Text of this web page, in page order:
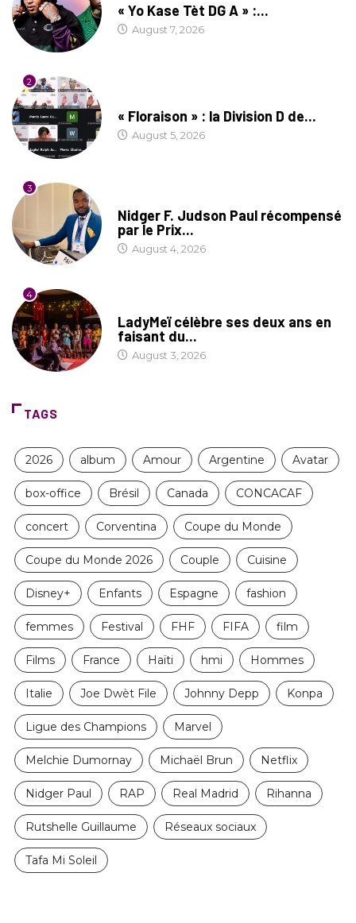
« Yo Kase Tèt DG A » :...
August 7, 2026
2
« Floraison » : la Division D de...
August 5, 2026
3
Nidger F. Judson Paul récompensé
par le Prix...
August 4, 2026
4
LadyMeï célèbre ses deux ans en
faisant du...
August 3, 2026
TAGS
2026 album Amour Argentine Avatar
box-office Brésil Canada CONCACAF
concert Corventina Coupe du Monde
Coupe du Monde 2026 Couple Cuisine
Disney+ Enfants Espagne fashion
femmes Festival FHF FIFA film
Films France Haïti hmi Hommes
Italie Joe Dwèt File Johnny Depp Konpa
Ligue des Champions Marvel
Melchie Dumornay Michaël Brun Netflix
Nidger Paul RAP Real Madrid Rihanna
Rutshelle Guillaume Réseaux sociaux
Tafa Mi Soleil